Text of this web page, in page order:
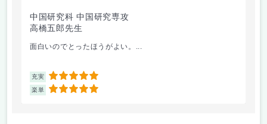
中国研究科 中国研究専攻
高橋五郎先生
面白いのでとったほうがよい。...
充実 5
楽単 5